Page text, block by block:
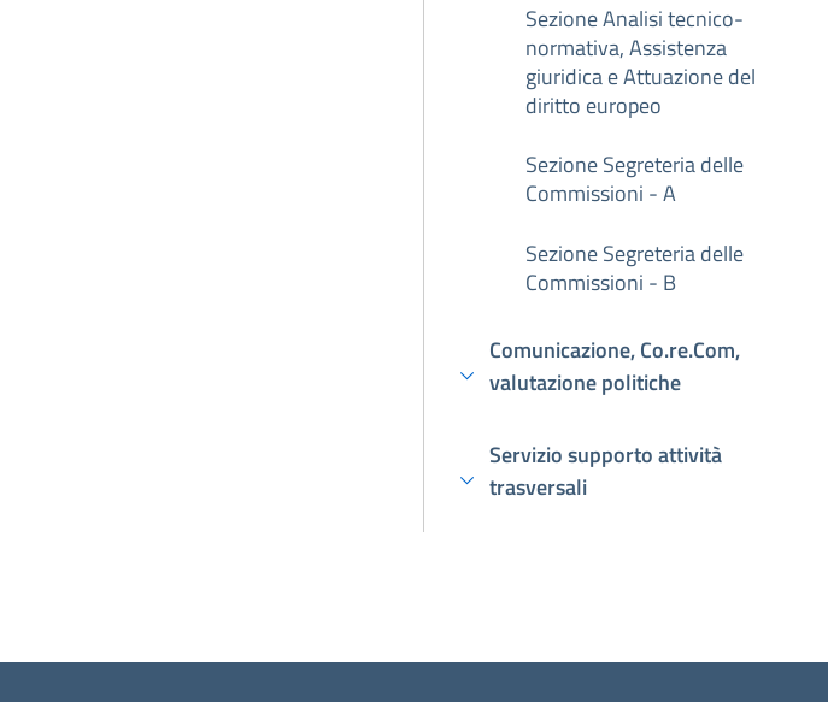
Sezione Analisi tecnico-
normativa, Assistenza
giuridica e Attuazione del
diritto europeo
Sezione Segreteria delle
Commissioni - A
Sezione Segreteria delle
Commissioni - B
Comunicazione, Co.re.Com,
valutazione politiche
Servizio supporto attività
trasversali